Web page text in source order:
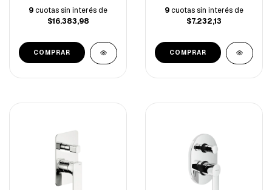
9cuotas sin interés de
$16.383,98
9cuotas sin interés de
$7.232,13